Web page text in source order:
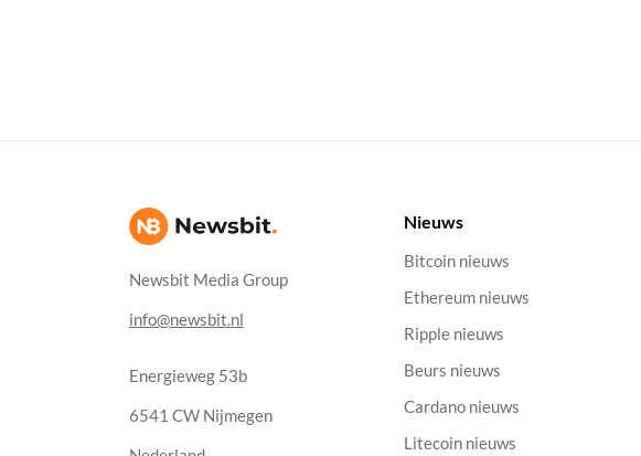
Newsbit Media Group
info@newsbit.nl
Energieweg 53b
6541 CW Nijmegen
Nieuws
Bitcoin nieuws
Ethereum nieuws
Ripple nieuws
Beurs nieuws
Cardano nieuws
Litecoin nieuws